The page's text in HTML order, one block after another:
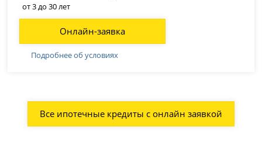
от 3 до 30 лет
Онлайн-заявка
Подробнее об условиях
Все ипотечные кредиты с онлайн заявкой